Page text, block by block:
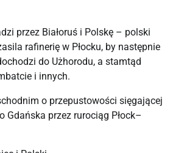
przez Białoruś i Polskę – polski
rafinerię w Płocku, by następnie
do Użhorodu, a stamtąd
i innych.
o przepustowości sięgającej
przez rurociąg Płock–